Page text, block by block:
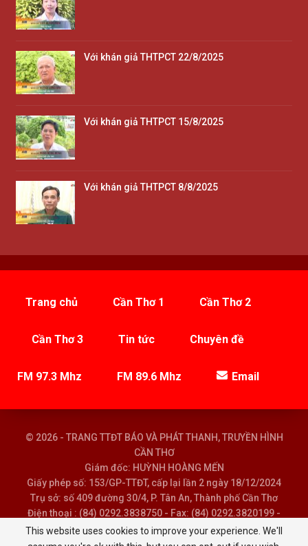
Với khán giả THTPCT 22/8/2025
Với khán giả THTPCT 15/8/2025
Với khán giả THTPCT 8/8/2025
Trang chủ Cần Thơ 1 Cần Thơ 2
Cần Thơ 3 Tin tức Chuyên đề
FM 97.3 Mhz FM 89.6 Mhz Email
© 2026 - TRANG TTĐT BÁO VÀ PHÁT THANH, TRUYỀN HÌNH
CẦN THƠ
Giám đốc: HUỲNH HOÀNG MẾN
Giấy phép số: 153/GP-TTĐT, cấp lại lần 2 ngày 18/12/2024
Trụ sở: số 409 đường 30/4, P. Tân An, Thành phố Cần Thơ
Điện thoại : (84) 0292.3838750 - Fax: (84) 0292.3820199 -
Email : baoptth@cantho.gov.vn
This website uses cookies to improve your experience. We'll